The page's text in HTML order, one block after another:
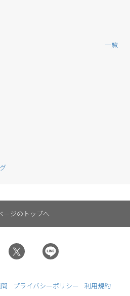
一覧
ージのトップへ
プライバシーポリシー 利用規約